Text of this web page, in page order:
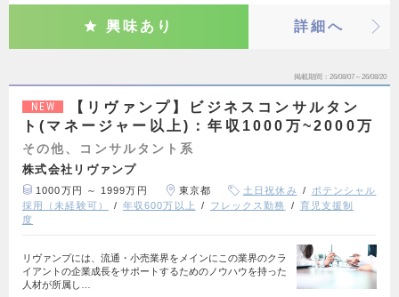
興味あり 詳細へ
掲載期間 26/08/07～26/08/20
NEW
【リヴァンプ】ビジネスコンサルタン
ト(マネージャー以上)：年収1000万~2000万
その他、コンサルタント系
株式会社リヴァンプ
1000万円 ～ 1999万円 東京都 土日祝休み
ポテンシャル
採用（未経験可）
年収600万以上 フレックス勤務
育児支援制
度
リヴァンプには、流通・小売業界をメインにこの業界のクラ
イアントの企業成長をサポートするためのノウハウを持った
人材が所属し…